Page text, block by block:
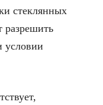
стеклянных
разрешить
условии